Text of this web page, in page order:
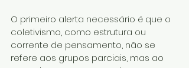
O primeiro alerta necessário é que o
coletivismo, como estrutura ou
corrente de pensamento, não se
refere aos grupos parciais, mas ao